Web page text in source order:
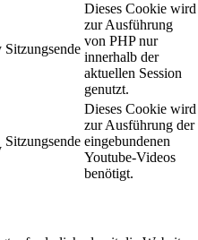
Sitzungsende
Dieses Cookie wird
zur Ausführung
von PHP nur
innerhalb der
aktuellen Session
genutzt.
Sitzungsende
Dieses Cookie wird
zur Ausführung der
eingebundenen
Youtube-Videos
benötigt.